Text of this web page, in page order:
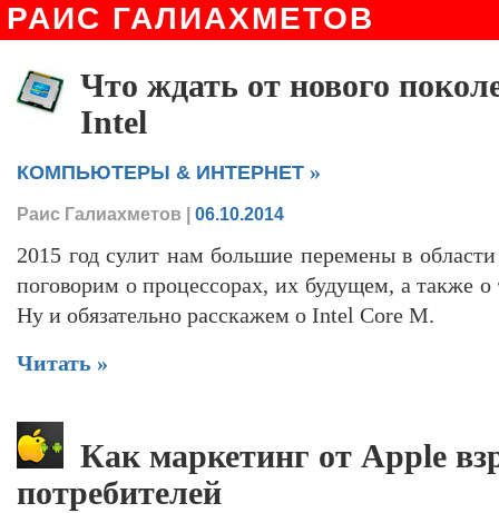
РАИС ГАЛИАХМЕТОВ
Что ждать от нового
Intel
КОМПЬЮТЕРЫ & ИНТЕРНЕТ »
Раис Галиахметов 06.10.2014
2015 год сулит нам большие перемены в
поговорим о процессорах, их будущем, а также о
Ну и обязательно расскажем о Intel Core M.
Читать »
Как маркетинг от Apple
потребителей